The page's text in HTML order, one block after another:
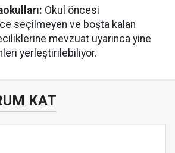
Okul öncesi
seçilmeyen ve boşta kalan
mevzuat uyarınca yine
yerleştirilebiliyor.
KAT